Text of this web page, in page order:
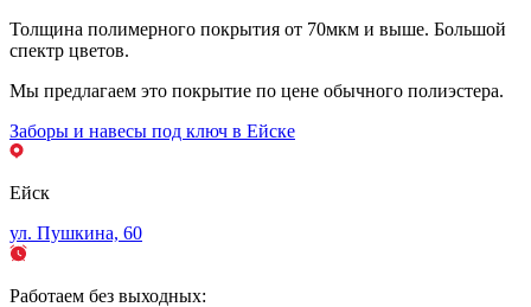
Толщина полимерного покрытия от 70мкм и выше. Большой
спектр цветов.
Мы предлагаем это покрытие по цене обычного полиэстера.
Заборы и навесы под ключ в Ейске
Ейск
ул. Пушкина, 60
Работаем без выходных: